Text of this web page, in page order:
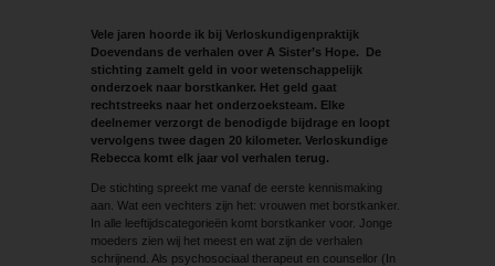
Vele jaren hoorde ik bij Verloskundigenpraktijk
Doevendans de verhalen over A Sister’s Hope. De
stichting zamelt geld in voor wetenschappelijk
onderzoek naar borstkanker. Het geld gaat
rechtstreeks naar het onderzoeksteam. Elke
deelnemer verzorgt de benodigde bijdrage en loopt
vervolgens twee dagen 20 kilometer. Verloskundige
Rebecca komt elk jaar vol verhalen terug.
De stichting spreekt me vanaf de eerste kennismaking
aan. Wat een vechters zijn het: vrouwen met borstkanker.
In alle leeftijdscategorieën komt borstkanker voor. Jonge
moeders zien wij het meest en wat zijn de verhalen
schrijnend. Als psychosociaal therapeut en counsellor (In